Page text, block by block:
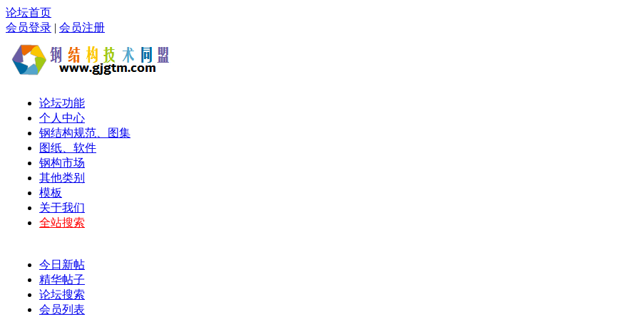
论坛首页
会员登录 | 会员注册
论坛功能
个人中心
钢结构规范、图集
图纸、软件
钢构市场
其他类别
模板
关于我们
全站搜索
今日新帖
精华帖子
论坛搜索
会员列表